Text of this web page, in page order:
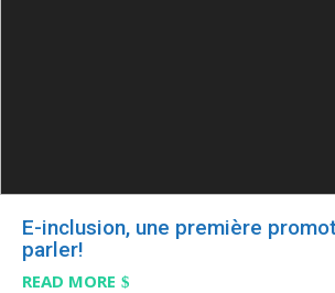
E-inclusion, une première
parler!
READ MORE